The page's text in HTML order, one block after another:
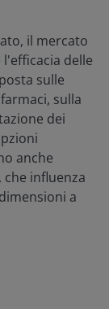
il mercato
delle
sulle
sulla
dei
anche
influenza
a